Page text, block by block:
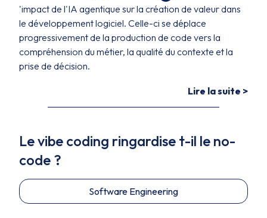
'impact de l'IA agentique sur la création de valeur dans
le développement logiciel. Celle-ci se déplace
progressivement de la production de code vers la
compréhension du métier, la qualité du contexte et la
prise de décision.
Lire la suite >
Le vibe coding ringardise t-il le no-
code ?
Software Engineering